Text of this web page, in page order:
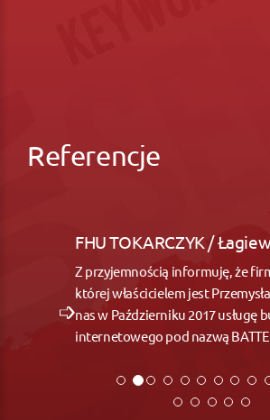
Referencje
FHU TOKARCZYK /
Z przyjemnością informuję, że firma
której właścicielem jest Przemysław
nas w Październiku 2017 usługę
internetowego pod nazwą